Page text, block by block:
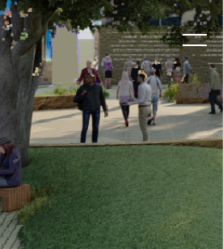
Skip
to
content